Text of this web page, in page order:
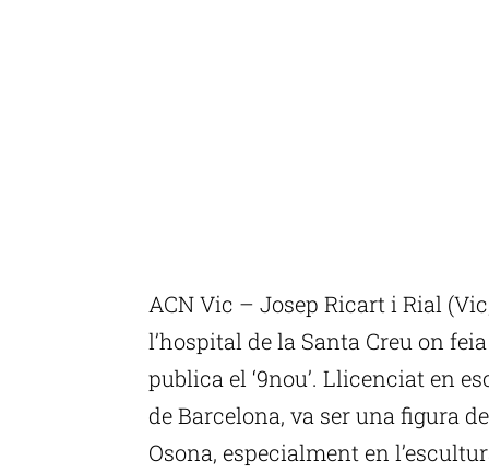
ACN Vic – Josep Ricart i Rial
l’hospital de la Santa Creu on
publica el ‘9nou’. Llicenciat en
de Barcelona, va ser una figura
Osona, especialment en